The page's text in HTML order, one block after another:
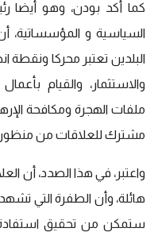
كما أكد بودن، وهو أيضا
السياسية و المؤسساتية،
البلدين تعتبر محركا ونقطة
والاستثمار، والقيام
ملفات الهجرة ومكافحة
مشترك للعلاقات من منظور
واعتبر، في هذا الصدد، أن
هائلة، وأن الطفرة التي
ستمكن من تحقيق استفادة